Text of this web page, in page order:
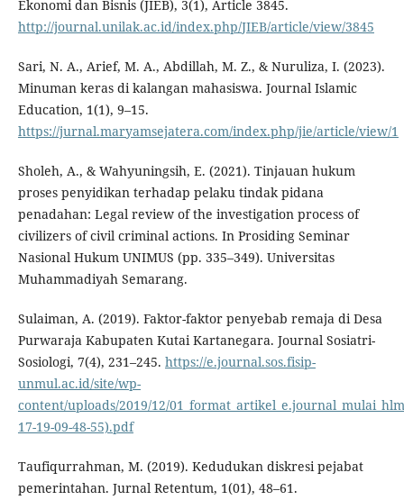
Ekonomi dan Bisnis (JIEB), 3(1), Article 3845.
http://journal.unilak.ac.id/index.php/JIEB/article/view/3845
Sari, N. A., Arief, M. A., Abdillah, M. Z., & Nuruliza, I. (2023).
Minuman keras di kalangan mahasiswa. Journal Islamic
Education, 1(1), 9–15.
https://jurnal.maryamsejatera.com/index.php/jie/article/view/1
Sholeh, A., & Wahyuningsih, E. (2021). Tinjauan hukum
proses penyidikan terhadap pelaku tindak pidana
penadahan: Legal review of the investigation process of
civilizers of civil criminal actions. In Prosiding Seminar
Nasional Hukum UNIMUS (pp. 335–349). Universitas
Muhammadiyah Semarang.
Sulaiman, A. (2019). Faktor-faktor penyebab remaja di Desa
Purwaraja Kabupaten Kutai Kartanegara. Journal Sosiatri-
Sosiologi, 7(4), 231–245. https://e.journal.sos.fisip-
unmul.ac.id/site/wp-
content/uploads/2019/12/
17-19-09-48-55).pdf
Taufiqurrahman, M. (2019). Kedudukan diskresi pejabat
pemerintahan. Jurnal Retentum, 1(01), 48–61.